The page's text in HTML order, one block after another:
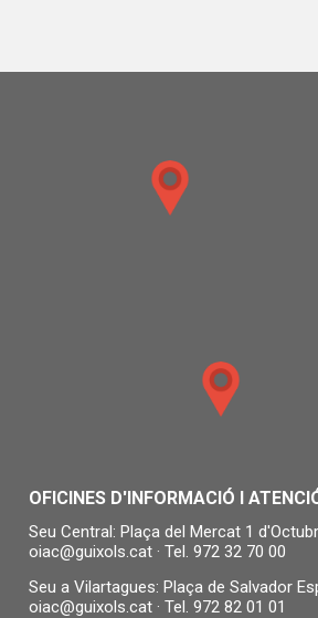
OFICINES D'INFORMACIÓ I
Seu Central: Plaça del Mercat 1
oiac@guixols.cat · Tel. 972 32 70 00
Seu a Vilartagues: Plaça de Salvador
oiac@guixols.cat · Tel. 972 82 01 01